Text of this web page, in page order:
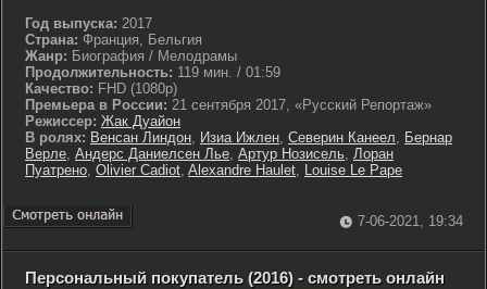
Год выпуска: 2017
Страна: Франция, Бельгия
Жанр: Биография / Мелодрамы
Продолжительность: 119 мин. / 01:59
Качество: FHD (1080p)
Премьера в России: 21 сентября 2017, «Русский Репортаж»
Режиссер: Жак Дуайон
В ролях: Венсан Линдон, Изиа Ижлен, Северин Канеел, Бернар
Верле, Андерс Даниелсен Лье, Артур Нозисель, Лоран
Пуатрено, Olivier Cadiot, Alexandre Haulet, Louise Le Pape
7-06-2021, 19:34
Персональный покупатель (2016) - смотреть онлайн